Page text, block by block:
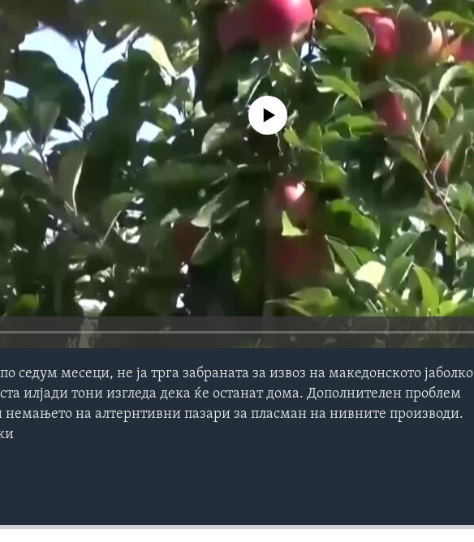
No media source currently available
седум месеци, не ја трга забраната за извоз на македонското јаболко
илјади тони изгледа дека ќе останат дома. Дополнителен проблем
немањето на алтернтивни пазари за пласман на нивните производи.